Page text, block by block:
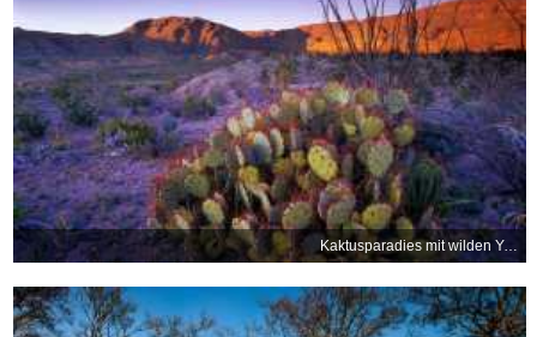
Kaktusparadies mit wilden Yuccas